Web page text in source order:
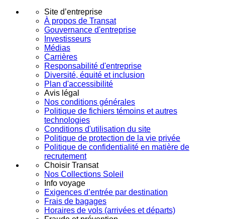
Site d’entreprise
À propos de Transat
Gouvernance d'entreprise
Investisseurs
Médias
Carrières
Responsabilité d'entreprise
Diversité, équité et inclusion
Plan d'accessibilité
Avis légal
Nos conditions générales
Politique de fichiers témoins et autres
technologies
Conditions d'utilisation du site
Politique de protection de la vie privée
Politique de confidentialité en matière de
recrutement
Choisir Transat
Nos Collections Soleil
Info voyage
Exigences d’entrée par destination
Frais de bagages
Horaires de vols (arrivées et départs)